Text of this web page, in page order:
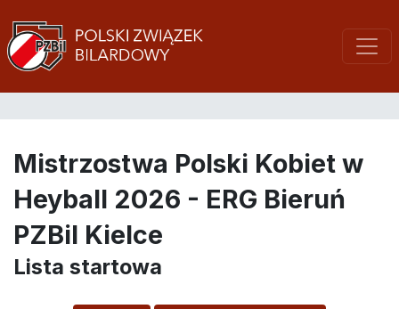
Mistrzostwa Polski Kobiet w
Heyball 2026 - ERG Bieruń
PZBil Kielce
Lista startowa